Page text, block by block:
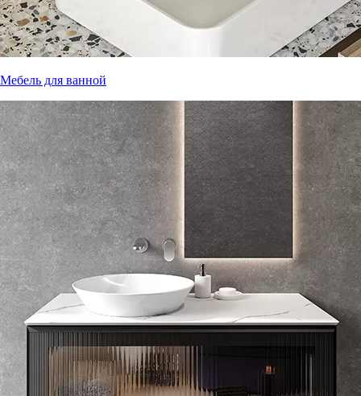
Мебель для ванной